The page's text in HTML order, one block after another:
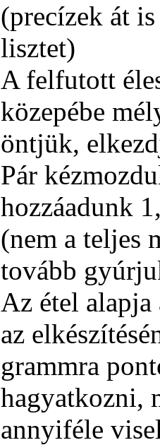
(precízek át
lisztet)
A felfutott
közepébe
öntjük,
Pár
hozzáadunk
(nem a teljes
tovább
Az étel alapja
az
grammra
hagyatkozni,
annyiféle